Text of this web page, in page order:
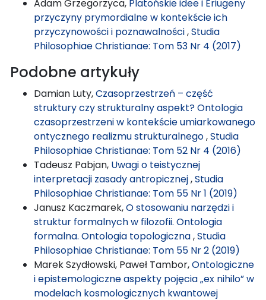
Adam Grzegorzyca, Platońskie idee i Eriugeny
przyczyny prymordialne w kontekście ich
przyczynowości i poznawalności,Studia
Philosophiae Christianae: Tom 53 Nr 4 (2017)
Podobne artykuły
Damian Luty,Czasoprzestrzeń – część
struktury czy strukturalny aspekt? Ontologia
czasoprzestrzeni w kontekście umiarkowanego
ontycznego realizmu strukturalnego,Studia
Philosophiae Christianae: Tom 52 Nr 4 (2016)
Tadeusz Pabjan, Uwagi o teistycznej
interpretacji zasady antropicznej,Studia
Philosophiae Christianae: Tom 55 Nr 1 (2019)
Janusz Kaczmarek,O stosowaniu narzędzi i
struktur formalnych w filozofii. Ontologia
formalna. Ontologia topologiczna,Studia
Philosophiae Christianae: Tom 55 Nr 2 (2019)
Marek Szydłowski, Paweł Tambor,Ontologiczne
i epistemologiczne aspekty pojęcia „ex nihilo” w
modelach kosmologicznych kwantowej